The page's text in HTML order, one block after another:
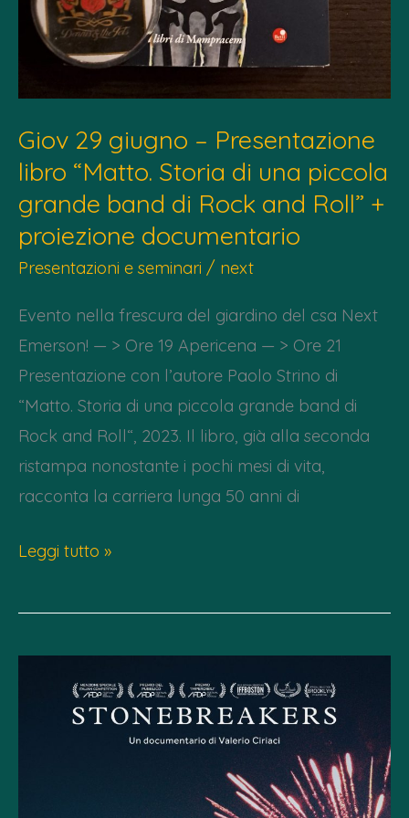
Giov 29 giugno – Presentazione
libro “Matto. Storia di una piccola
grande band di Rock and Roll” +
proiezione documentario
Presentazioni e seminari / next
Evento nella frescura del giardino del csa Next
Emerson! — > Ore 19 Apericena — > Ore 21
Presentazione con l’autore Paolo Strino di
“Matto. Storia di una piccola grande band di
Rock and Roll“, 2023. Il libro, già alla seconda
ristampa nonostante i pochi mesi di vita,
racconta la carriera lunga 50 anni di
Giov
giugno
Leggi tutto »